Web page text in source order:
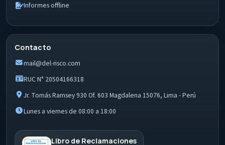
Informes offline
Contacto
mail@del-risco.com
RUC N° 20504166318
Jr. Tomás Ramsey 930 Of. 603 Magdalena 15076, Lima - Perú
Lunes a viernes de 08:00 a 18:00
Libro de Reclamaciones